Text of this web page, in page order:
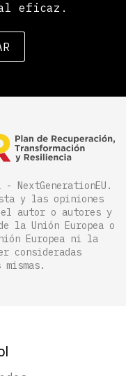
eficaz.
NextGenerationEU.
y las opiniones
autor o autores y
la Unión Europea o
Europea ni la
consideradas